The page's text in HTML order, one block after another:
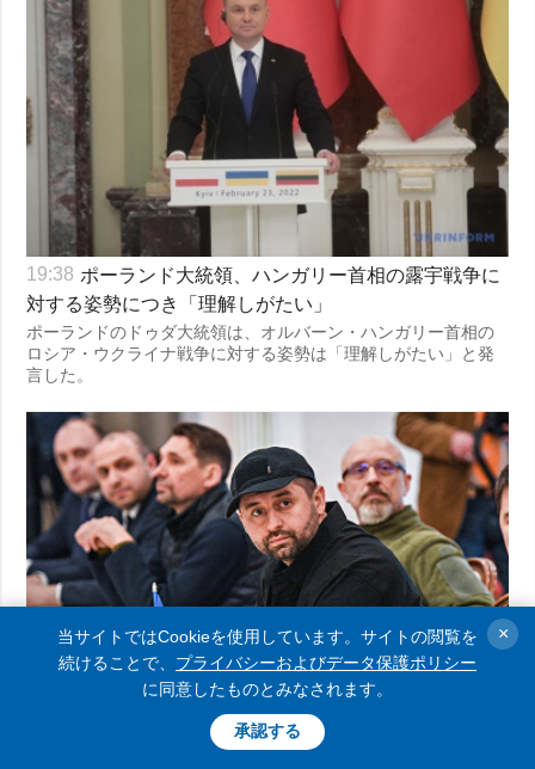
19:38 ポーランド大統領、ハンガリー首相の露宇戦争に
対する姿勢につき「理解しがたい」
ポーランドのドゥダ大統領は、オルバーン・ハンガリー首相の
ロシア・ウクライナ戦争に対する姿勢は「理解しがたい」と発
言した。
ロシアとの次の協議はトルコにて２８〜３０日に
当サイトではCookieを使用しています。サイトの閲覧を
続けることで、 プライバシーおよびデータ保護ポリシー
に同意したものとみなされます。
承認する
×